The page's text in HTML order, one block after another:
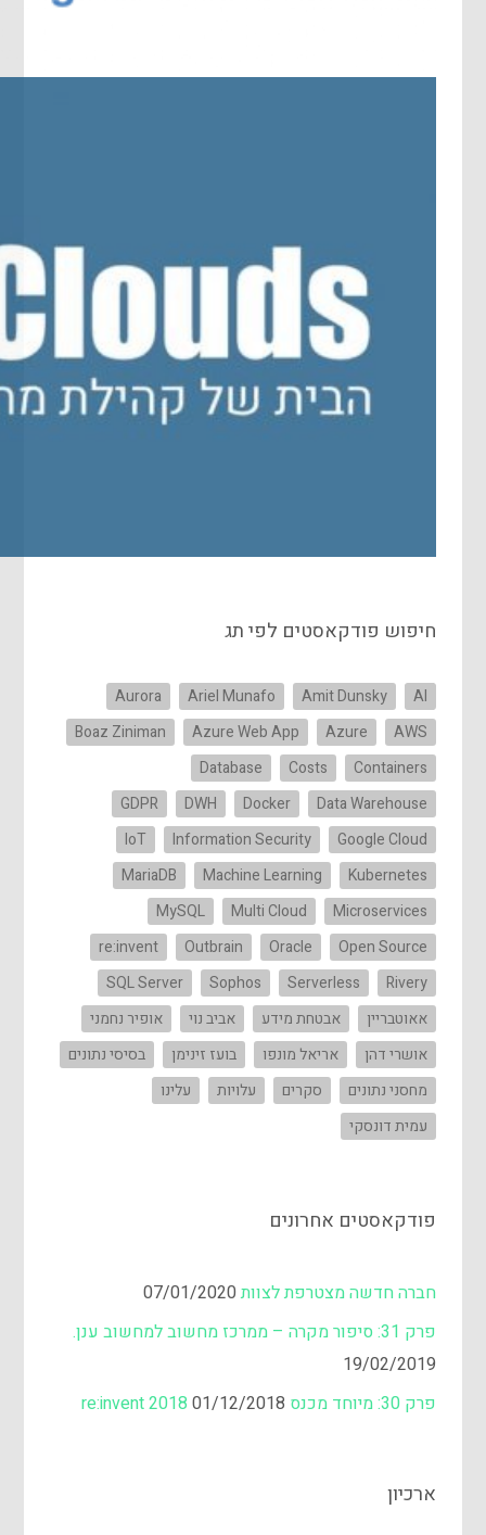
חיפוש פודקאסטים לפי תג
AI
Amit Dunsky
Ariel Munafo
Aurora
AWS
Azure
Azure Web App
Boaz Ziniman
Containers
Costs
Database
Data Warehouse
Docker
DWH
GDPR
Google Cloud
Information Security
IoT
Kubernetes
Machine Learning
MariaDB
Microservices
Multi Cloud
MySQL
Open Source
Oracle
Outbrain
re:invent
Rivery
Serverless
Sophos
SQL Server
אאוטבריין
אבטחת מידע אביב נוי
אופיר נחמני
אושרי דהן
אריאל מונפו בועז זינימן
בסיסי נתונים
מחסני נתונים
סקרים עלויות
עלינו
עמית דונסקי
פודקאסטים אחרונים
חברה חדשה מצטרפת לצוות07/01/2020
פרק 31: סיפור מקרה – ממרכז מחשוב למחשוב ענן.
19/02/2019
פרק 30: מיוחד מכנס re:invent 2018
01/12/2018
ארכיון